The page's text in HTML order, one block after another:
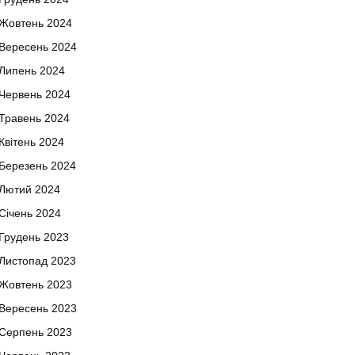
2024
2024
2024
2024
2024
2024
2024
2024
2024
2023
2023
2023
2023
2023